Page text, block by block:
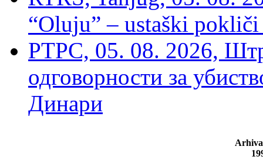
“Oluju” – ustaški
РТРС, 05. 08. 2026,
одговорности за
Динари